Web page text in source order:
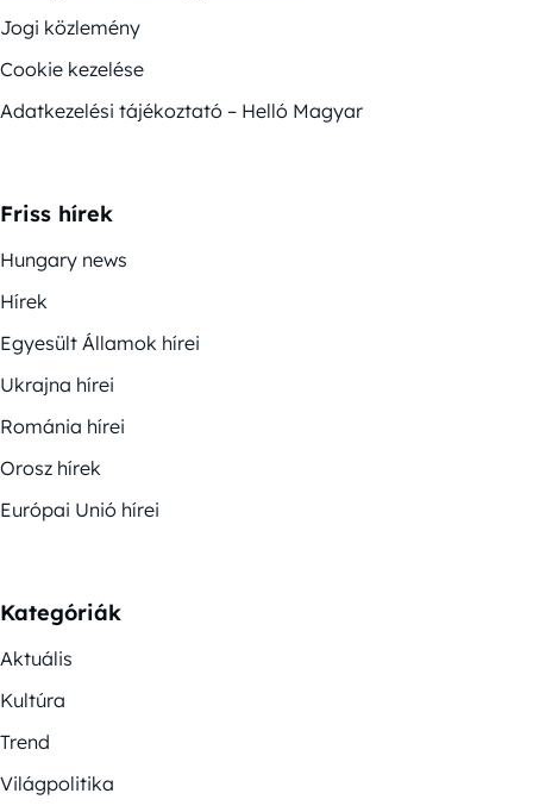
Jogi közlemény
Cookie kezelése
Adatkezelési tájékoztató – Helló Magyar
Friss hírek
Hungary news
Hírek
Egyesült Államok hírei
Ukrajna hírei
Románia hírei
Orosz hírek
Európai Unió hírei
Kategóriák
Aktuális
Kultúra
Trend
Világpolitika